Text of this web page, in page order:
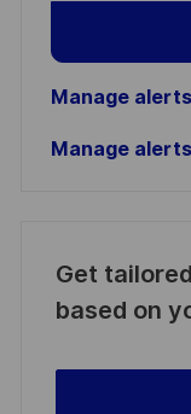
Manage alerts
Manage alerts
Get
based on